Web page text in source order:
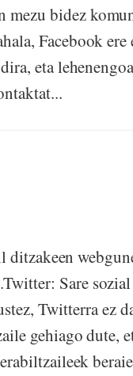
mezu bidez
Facebook
eta
ditzakeen
Sare
Twitterra ez
gehiago dute,